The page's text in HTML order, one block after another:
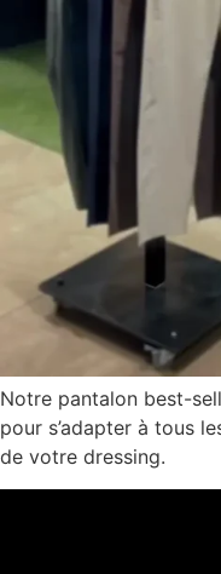
Notre pantalon best-
pour s’adapter à tous
de votre dressing.